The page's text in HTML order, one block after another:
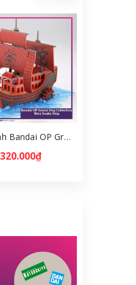
Mô hình Bandai OP Grand Ship Collection Nine Snake Ship [GBD] [MKB]
320.000₫